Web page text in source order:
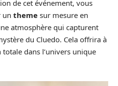
de cet événement, vous
un theme sur mesure en
atmosphère qui capturent
du Cluedo. Cela offrira à
dans l’univers unique